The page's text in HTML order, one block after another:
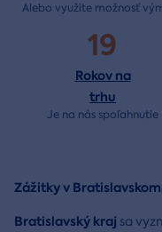
Alebo využite možnosť
19
Rokov na
trhu
Je na nás spoľahnutie
Zážitky v
Bratislavský kraj sa